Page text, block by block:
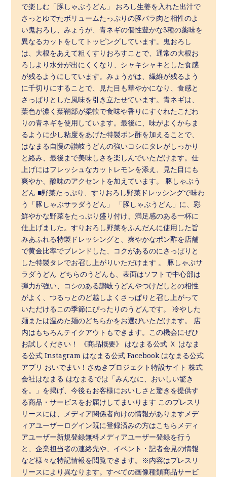
で楽しむ「豚しゃぶうどん」 おろし生姜を入れた出汁で
さっとゆでたボリュームたっぷりの豚バラ肉と相性のよ
い鬼おろし、みょうが、青ネギの個性豊かな3種の薬味を
異なるカットをしてトッピングしています。鬼おろし
は、大根をあえて粗くすりおろすことで、通常の大根お
ろしより水分が出にくくなり、シャキシャキとした食感
が残るようにしています。みょうがは、繊維が残るよう
に千切りにすることで、見た目も華やかになり、食感と
さっぱりとした風味を引き立たせています。青ネギは、
葉色が濃く葉鞘部が柔軟で食味や香りにすぐれたこだわ
りの青ネギを使用しています。最後に、味がよくからま
るように少し粘度をあげた特製ポン酢を加えることで、
はなまる自慢の讃岐うどんの強いコシにタレがしっかり
と絡み、最後まで美味しさを楽しんでいただけます。仕
上げにはフレッシュなカットレモンを添え、見た目にも
爽やか、酸味のアクセントを加えています。 豚しゃぶう
どん ■野菜たっぷり、すりおろし野菜ドレッシングで味わ
う「豚しゃぶサラダうどん」 「豚しゃぶうどん」に、彩
鮮やかな野菜をたっぷり盛り付け、満足感のある一杯に
仕上げました。すりおろし野菜をふんだんに使用した旨
みあふれる特製ドレッシングと、爽やかなポン酢を店舗
で黄金比率でブレンドした、コクがあるのにさっぱりと
した特製タレでお召し上がりいただけます 。 豚しゃぶサ
ラダうどん どちらのうどんも、表面はソフトで中心部は
弾力が強い、コシのある讃岐うどんやつけだしとの相性
がよく、つるっとのど越しよくさっぱりと召し上がって
いただけるこの季節にぴったりのうどんです。 冷やした
麺または温めた麺のどちらかをお選びいただけます。 店
内はもちろんテイクアウトもできます。この機会にぜひ
お試しください！ 《商品概要》 はなまる公式 Ｘ はなま
る公式 Instagram はなまる公式 Facebook はなまる公式
アプリ おいでまい！さぬきプロジェクト特設サイト 株式
会社はなまる はなまるでは「みんなに、おいしい驚き
を。」を掲げ、今後もお客様においしさと驚きを提供す
る商品・サービスをお届けしてまいります このプレスリ
リースには、メディア関係者向けの情報がありますメデ
ィアユーザーログイン既に登録済みの方はこちらメディ
アユーザー新規登録無料メディアユーザー登録を行う
と、企業担当者の連絡先や、イベント・記者会見の情報
など様々な特記情報を閲覧できます。※内容はプレスリ
リースにより異なります。すべての画像種類商品サービ